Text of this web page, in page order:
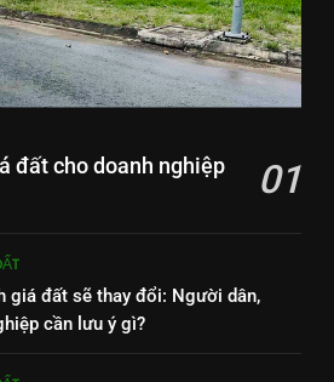
đất cho doanh nghiệp 01
giá đất sẽ thay đổi: Người dân,
cần lưu ý gì?